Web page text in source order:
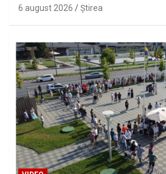
6 august 2026 Ştirea